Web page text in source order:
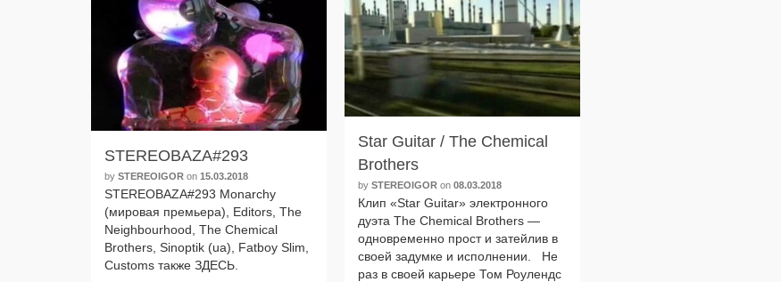
STEREOBAZA#293
by STEREOIGOR on 15.03.2018
STEREOBAZA#293 Monarchy
(миро­вая пре­мье­ра), Editors, The
Neighbourhood, The Chemical
Brothers, Sinoptik (ua), Fatboy Slim,
Customs так­же ЗДЕСЬ.
Star Guitar / The Chemical
Brothers
bySTEREOIGOR on08.03.2018
Клип «Star Guitar» элек­трон­но­го
дуэ­та The Chemical Brothers —
одно­вре­мен­но прост и затей­лив в
сво­ей задум­ке и испол­не­нии. Не
раз в сво­ей карье­ре Том Роулендс